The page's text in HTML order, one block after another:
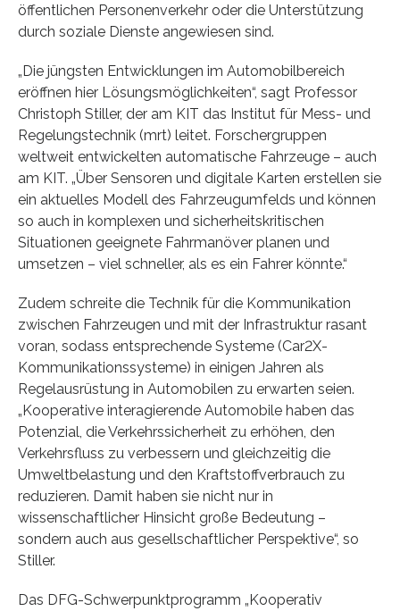
öffentlichen Personenverkehr oder die Unterstützung
durch soziale Dienste angewiesen sind.
„Die jüngsten Entwicklungen im Automobilbereich
eröffnen hier Lösungsmöglichkeiten“, sagt Professor
Christoph Stiller, der am KIT das Institut für Mess- und
Regelungstechnik (mrt) leitet. Forschergruppen
weltweit entwickelten automatische Fahrzeuge – auch
am KIT. „Über Sensoren und digitale Karten erstellen sie
ein aktuelles Modell des Fahrzeugumfelds und können
so auch in komplexen und sicherheitskritischen
Situationen geeignete Fahrmanöver planen und
umsetzen – viel schneller, als es ein Fahrer könnte.“
Zudem schreite die Technik für die Kommunikation
zwischen Fahrzeugen und mit der Infrastruktur rasant
voran, sodass entsprechende Systeme (Car2X-
Kommunikationssysteme) in einigen Jahren als
Regelausrüstung in Automobilen zu erwarten seien.
„Kooperative interagierende Automobile haben das
Potenzial, die Verkehrssicherheit zu erhöhen, den
Verkehrsfluss zu verbessern und gleichzeitig die
Umweltbelastung und den Kraftstoffverbrauch zu
reduzieren. Damit haben sie nicht nur in
wissenschaftlicher Hinsicht große Bedeutung –
sondern auch aus gesellschaftlicher Perspektive“, so
Stiller.
Das DFG-Schwerpunktprogramm „Kooperativ